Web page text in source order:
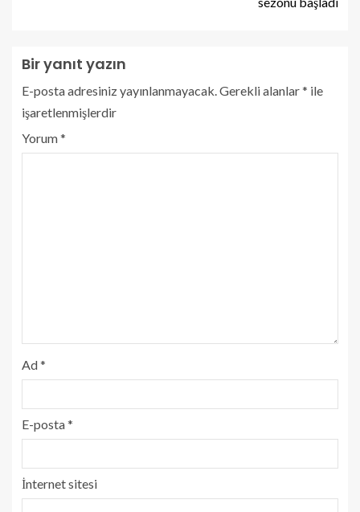
Bir yanıt yazın
E-posta adresiniz yayınlanmayacak.Gerekli alanlar* ile
işaretlenmişlerdir
Yorum*
Ad*
E-posta*
İnternet sitesi